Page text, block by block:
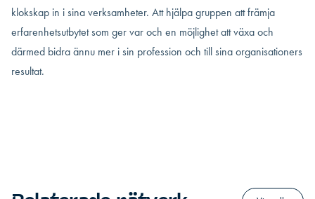
klokskap in i sina verksamheter. Att hjälpa gruppen att främja
erfarenhetsutbytet som ger var och en möjlighet att växa och
därmed bidra ännu mer i sin profession och till sina organisationers
resultat.